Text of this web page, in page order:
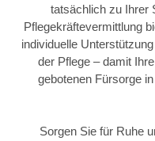
tatsächlich zu Ihrer
Pflegekräftevermittlung
individuelle
der Pflege – damit
gebotenen Fürsorge
Sorgen Sie für Ruhe